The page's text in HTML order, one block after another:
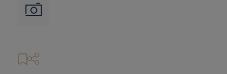
Imágenes